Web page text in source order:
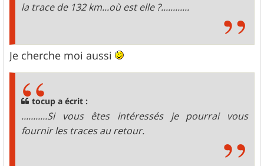
la trace de 132 km...où est elle ?............
Je cherche moi aussi
tocup a écrit :
...........Si vous êtes intéressés je pourrai vous
fournir les traces au retour.